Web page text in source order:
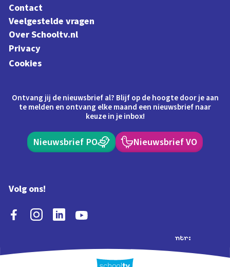
Contact
Veelgestelde vragen
Over Schooltv.nl
Privacy
Cookies
Ontvang jij de nieuwsbrief al? Blijf op de hoogte door je aan
te melden en ontvang elke maand een nieuwsbrief naar
keuze in je inbox!
Nieuwsbrief PO Nieuwsbrief VO
Volg ons!